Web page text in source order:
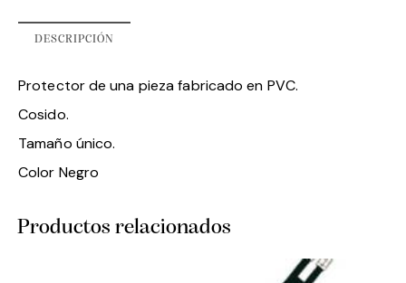
DESCRIPCIÓN
Protector de una pieza fabricado en PVC.
Cosido.
Tamaño único.
Color Negro
Productos relacionados